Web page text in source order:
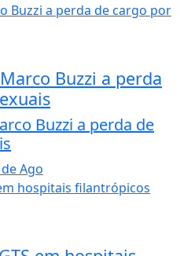
Buzzi a perda
Buzzi a perda de
Ago